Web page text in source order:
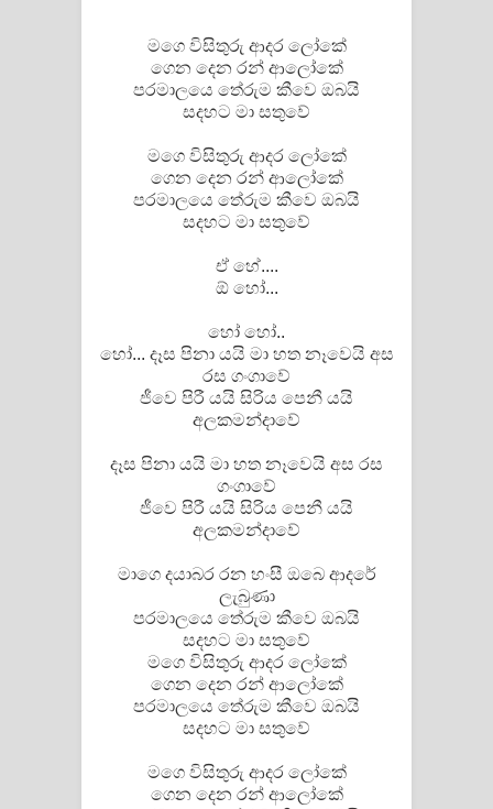
Pemwanthiye Song Lyrics -
පෙම්වන්තියේ ගීතයේ පද පෙළ
ගීතයේ පද පෙළ
Akahe Indala Song Lyrics - ආකාහේ
ඉඳලා ගීතයේ පද පෙළ
පද පෙළ
Saddeta Denna Song Lyrics - සද්දෙට
දෙන්න ගීතයේ පද පෙළ
Kaalaya Song Lyrics - කාලය ගීතයේ පද
Aramuna Song Lyrics - අරමුණ ගීතයේ
පද පෙළ
Sandata Duka Hithila Song Lyrics -
සඳට දුක හිතිලා ගීතයේ පද පෙළ
Sihina Song Lyrics - සිහින ගීතයේ පද
මගෙ විසිතුරු ආදර ලෝකේ
ගෙන දෙන රන් ආලෝකේ
පරමාලයෙ තේරුම කීවෙ ඔබයි
සදහට මා සතුවේ
මගෙ විසිතුරු ආදර ලෝකේ
ගෙන දෙන රන් ආලෝකේ
පරමාලයෙ තේරුම කීවෙ ඔබයි
සදහට මා සතුවේ
ඒ හේ....
ඕ හෝ...
හෝ හෝ..
හෝ... දෑස පිනා යයි මා හත නෑවෙයි අස
රස ගංගාවේ
ජීවෙ පිරී යයි සිරිය පෙනී යයි
අලකමන්දාවේ
දෑස පිනා යයි මා හත නෑවෙයි අස රස
ගංගාවේ
ජීවෙ පිරී යයි සිරිය පෙනී යයි
අලකමන්දාවේ
මාගෙ දයාබර රන හංසී ඔබෙ ආදරේ
ලැබුණා
පරමාලයෙ තේරුම කීවෙ ඔබයි
සදහට මා සතුවේ
මගෙ විසිතුරු ආදර ලෝකේ
ගෙන දෙන රන් ආලෝකේ
පරමාලයෙ තේරුම කීවෙ ඔබයි
සදහට මා සතුවේ
මගෙ විසිතුරු ආදර ලෝකේ
ගෙන දෙන රන් ආලෝකේ